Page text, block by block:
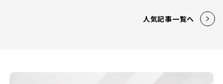
人気記事一覧へ